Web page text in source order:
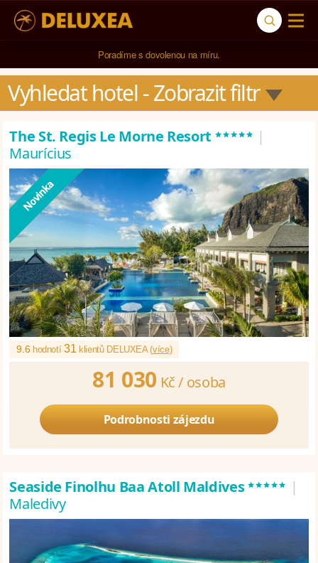
5* cestovní kancelář na luxusní dovolenou od 100.000 Kč.
Vyhledat hotel - Zobrazit filtr
The St. Regis Le Morne Resort ***** |
Maurícius
9.6 hodnotí31 klientů DELUXEA (více)
81 030 Kč / osoba
Podrobnosti zájezdu
Seaside Finolhu Baa Atoll Maldives***** |
Maledivy